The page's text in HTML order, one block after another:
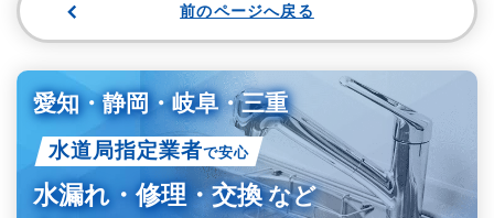
前のページへ戻る
愛知・静岡・岐阜・三重
水道局指定業者で安心
水漏れ・修理・交換など